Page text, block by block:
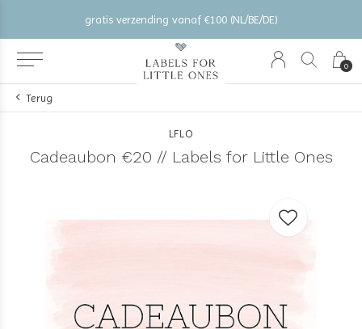
0
gratis verzending vanaf €100 (NL/BE/DE)
Terug
LFLO
Cadeaubon €20 // Labels for Little Ones